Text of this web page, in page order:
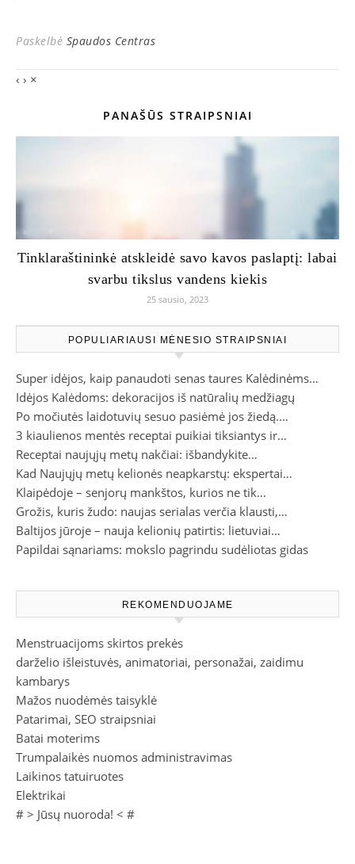
Paskelbė Spaudos Centras
‹ › ×
PANAŠŪS STRAIPSNIAI
Tinklaraštininkė atskleidė savo kavos paslaptį: labai
svarbu tikslus vandens kiekis
25 sausio, 2023
POPULIARIAUSI MĖNESIO STRAIPSNIAI
Super idėjos, kaip panaudoti senas taures Kalėdinėms…
Idėjos Kalėdoms: dekoracijos iš natūralių medžiagų
Po močiutės laidotuvių sesuo pasiėmė jos žiedą.…
3 kiaulienos mentės receptai puikiai tiksiantys ir…
Receptai naujųjų metų nakčiai: išbandykite…
Kad Naujųjų metų kelionės neapkarstų: ekspertai…
Klaipėdoje – senjorų mankštos, kurios ne tik…
Grožis, kuris žudo: naujas serialas verčia klausti,…
Baltijos jūroje – nauja kelionių patirtis: lietuviai…
Papildai sąnariams: mokslo pagrindu sudėliotas gidas
REKOMENDUOJAME
Menstruacijoms skirtos prekės
darželio išleistuvės, animatoriai, personažai, zaidimu
kambarys
Mažos nuodėmės taisyklė
Patarimai, SEO straipsniai
Batai moterims
Trumpalaikės nuomos administravimas
Laikinos tatuiruotes
Elektrikai
# > Jūsų nuoroda! < #